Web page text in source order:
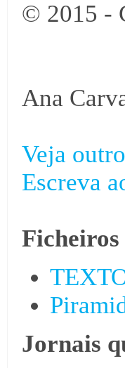
© 2015 -
Ana
Veja
Escreva
Jornais